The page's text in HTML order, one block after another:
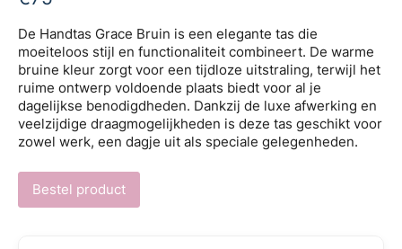
De Handtas Grace Bruin is een elegante tas die
moeiteloos stijl en functionaliteit combineert. De warme
bruine kleur zorgt voor een tijdloze uitstraling, terwijl het
ruime ontwerp voldoende plaats biedt voor al je
dagelijkse benodigdheden. Dankzij de luxe afwerking en
veelzijdige draagmogelijkheden is deze tas geschikt voor
zowel werk, een dagje uit als speciale gelegenheden.
Bestel product